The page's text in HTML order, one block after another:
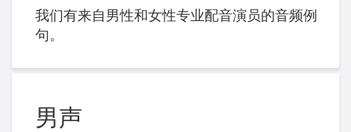
我们有来自男性和女性专业配音演员的音频例
句。
男声